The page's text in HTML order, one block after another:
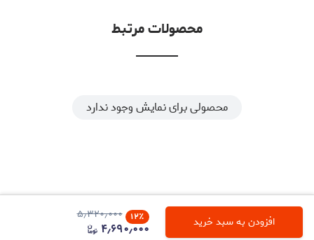
افزودن به سبد خرید ۱۲٪ ۵٫۳۲۰٫۰۰۰
۴٫۶۹۰٫۰۰۰
محصولات مرتبط
محصولی برای نمایش وجود ندارد